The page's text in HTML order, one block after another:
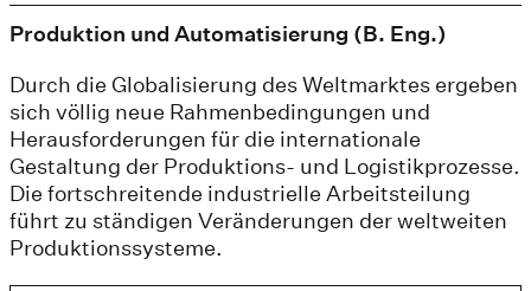
Produktion und Automatisierung (B. Eng.)
Durch die Globalisierung des Weltmarktes ergeben
sich völlig neue Rahmenbedingungen und
Herausforderungen für die internationale
Gestaltung der Produktions- und Logistikprozesse.
Die fortschreitende industrielle Arbeitsteilung
führt zu ständigen Veränderungen der weltweiten
Produktionssysteme.